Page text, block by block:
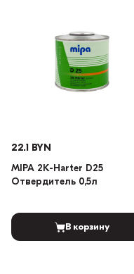
22.1 BYN
MIPA 2K-Harter D25
Отвердитель 0,5л
В корзину